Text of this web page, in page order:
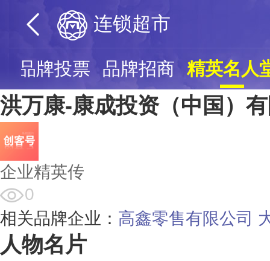
连锁超市
品牌投票 品牌招商 精英名人
洪万康-康成投资（中国）
企业精英传
0
相关品牌企业： 高鑫零售有限公司
人物名片